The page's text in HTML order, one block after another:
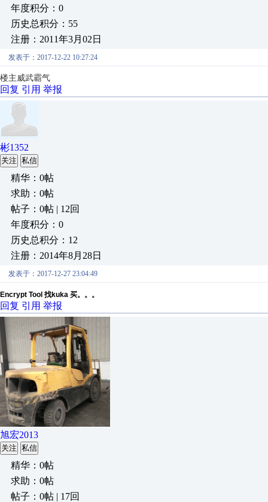
年度积分：0
历史总积分：55
注册：2011年3月02日
发表于：2017-12-22 10:27:24
楼主威武霸气
回复 引用 举报
彬1352
关注 私信
精华：0帖
求助：0帖
帖子：0帖 | 12回
年度积分：0
历史总积分：12
注册：2014年8月28日
发表于：2017-12-27 23:04:49
Encrypt Tool 找kuka 买。。。
回复 引用 举报
旭宏2013
关注 私信
精华：0帖
求助：0帖
帖子：0帖 | 17回